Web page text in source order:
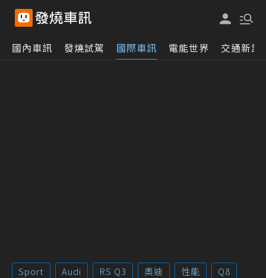
國內車訊 發燒試駕 國際車訊 電能世界 交通新訊
Sport Audi RS Q3 奧迪 性能
Q8